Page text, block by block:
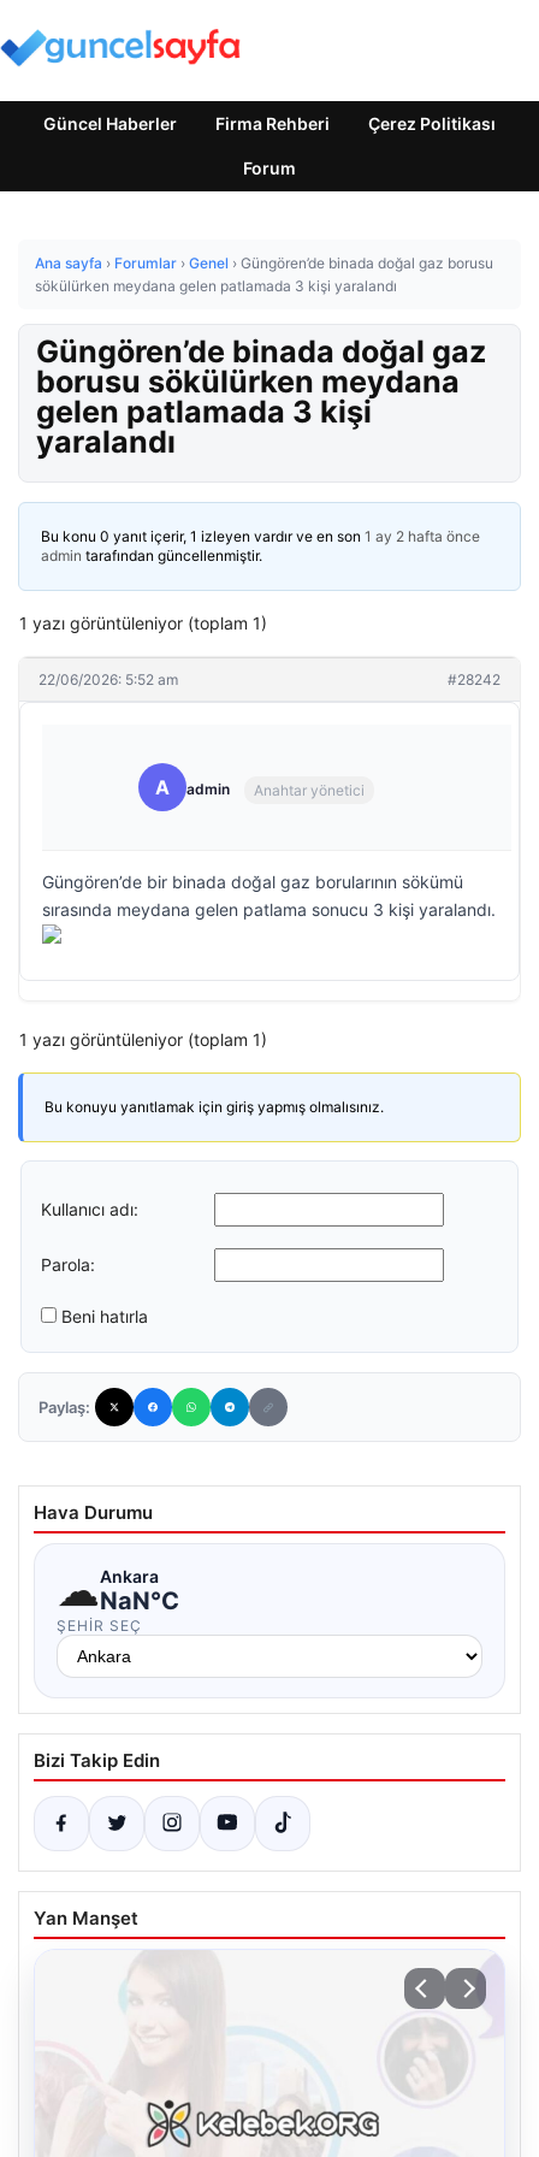
Güncel Haberler Firma Rehberi Çerez Politikası
Forum
Ana sayfa › Forumlar › Genel › Güngören’de binada doğal gaz borusu
sökülürken meydana gelen patlamada 3 kişi yaralandı
Güngören’de binada doğal gaz
borusu sökülürken meydana
gelen patlamada 3 kişi
yaralandı
Bu konu 0 yanıt içerir, 1 izleyen vardır ve en son 1 ay 2 hafta önce
admin tarafından güncellenmiştir.
1 yazı görüntüleniyor (toplam 1)
22/06/2026: 5:52 am #28242
A admin Anahtar yönetici
Güngören’de bir binada doğal gaz borularının sökümü
sırasında meydana gelen patlama sonucu 3 kişi yaralandı.
1 yazı görüntüleniyor (toplam 1)
Bu konuyu yanıtlamak için giriş yapmış olmalısınız.
Kullanıcı adı:
Parola:
Beni hatırla
Paylaş:
Hava Durumu
☁Ankara
NaN°C
ŞEHIR SEÇ
Bizi Takip Edin
Yan Manşet